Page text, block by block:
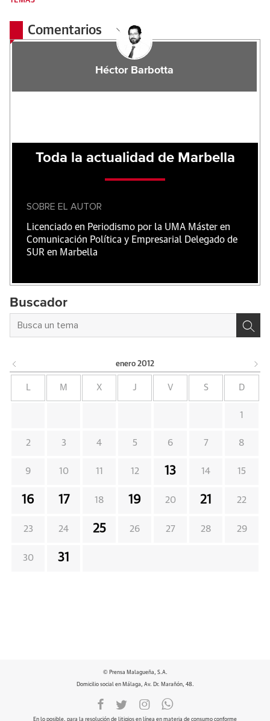
Comentarios
Héctor Barbotta
Toda la actualidad de Marbella
SOBRE EL AUTOR
Licenciado en Periodismo por la UMA Máster en
Comunicación Política y Empresarial Delegado de
SUR en Marbella
Buscador
enero 2012
L M X J V S D
1
2 3 4 5 6 7 8
9 10 11 12 13 14 15
16 17 18 19 20 21 22
23 24 25 26 27 28 29
30 31
© Prensa Malagueña, S.A.
Domicilio social en Málaga, Av. Dr. Marañón, 48.
En lo posible, para la resolución de litigios en línea en materia de consumo conforme